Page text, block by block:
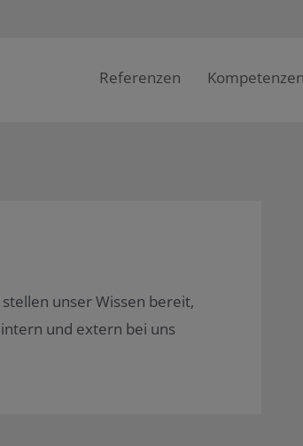
Referenzen Kompetenzen
unser Wissen bereit,
und extern bei uns